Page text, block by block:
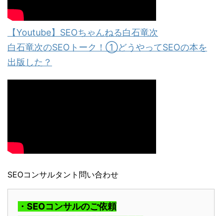
【Youtube】SEOちゃんねる白石竜次
白石竜次のSEOトーク！①どうやってSEOの本を
出版した？
SEOコンサルタント問い合わせ
・SEOコンサルのご依頼